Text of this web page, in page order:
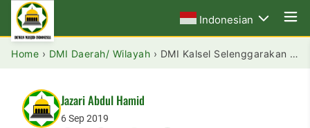
Indonesian
Home › DMI Daerah/ Wilayah › DMI Kalsel Selenggarakan Pelatihan Da’i dan Manajemen Masjid
Jazari Abdul Hamid
6 Sep 2019